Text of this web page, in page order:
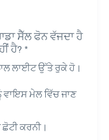
ਸੈੱਲ ਫੋਨ ਵੱਜਦਾ ਹੈ
ਹੈ? *
ਲਾਈਟ ਉੱਤੇ ਰੁਕੇ ਹੋ।
ਵਾਇਸ ਮੇਲ ਵਿੱਚ ਜਾਣ
ਕਰਨੀ।